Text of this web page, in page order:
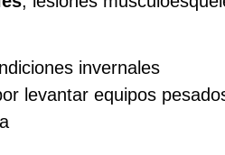
invernales
levantar equipos